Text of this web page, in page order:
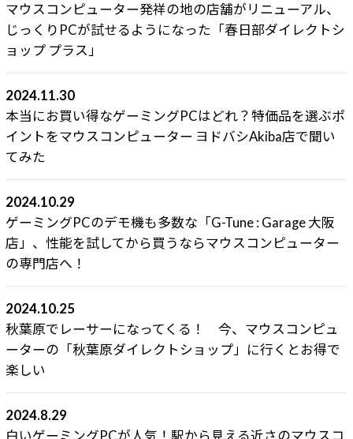
マウスコンピューター発祥の地の店舗がリニューアル、
じっくりPCが試せるようになった「春日部ダイレクトシ
ョップ プラス」
2024.11.30
本当にお買い得なゲーミングPCはどれ？特価品を選ぶポ
イントをマウスコンピューター ヨドバシAkiba店で聞い
てみた
2024.10.29
ゲーミングPCのデモ機も多数な「G-Tune : Garage 大阪
店」、性能を試してから買うならマウスコンピューター
の専門店へ！
2024.10.25
秋葉原でレーサーになってくる！ 今、マウスコンピュ
ーターの「秋葉原ダイレクトショップ」に行くとお得で
楽しい
2024.8.29
白いゲーミングPCが人気！駅から見える近さのマウスコ